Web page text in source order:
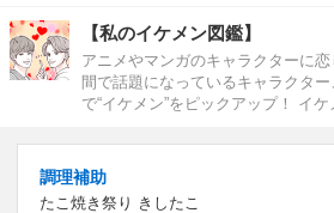
【私のイケメン図鑑】
アニメやマンガのキャラクターに
間で話題になっているキャラクタ
で“イケメン”をピックアップ！ イ
調理補助
たこ焼き祭り きしたこ